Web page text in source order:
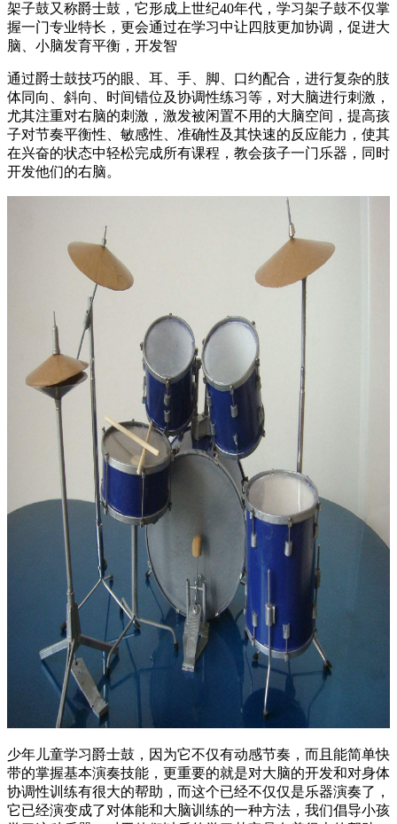
架子鼓又称爵士鼓，它形成上世纪40年代，学习架子鼓不仅掌
握一门专业特长，更会通过在学习中让四肢更加协调，促进大
脑、小脑发育平衡，开发智
通过爵士鼓技巧的眼、耳、手、脚、口约配合，进行复杂的肢
体同向、斜向、时间错位及协调性练习等，对大脑进行刺激，
尤其注重对右脑的刺激，激发被闲置不用的大脑空间，提高孩
子对节奏平衡性、敏感性、准确性及其快速的反应能力，使其
在兴奋的状态中轻松完成所有课程，教会孩子一门乐器，同时
开发他们的右脑。
少年儿童学习爵士鼓，因为它不仅有动感节奏，而且能简单快
带的掌握基本演奏技能，更重要的就是对大脑的开发和对身体
协调性训练有很大的帮助，而这个已经不仅仅是乐器演奏了，
它已经演变成了对体能和大脑训练的一种方法，我们倡导小孩